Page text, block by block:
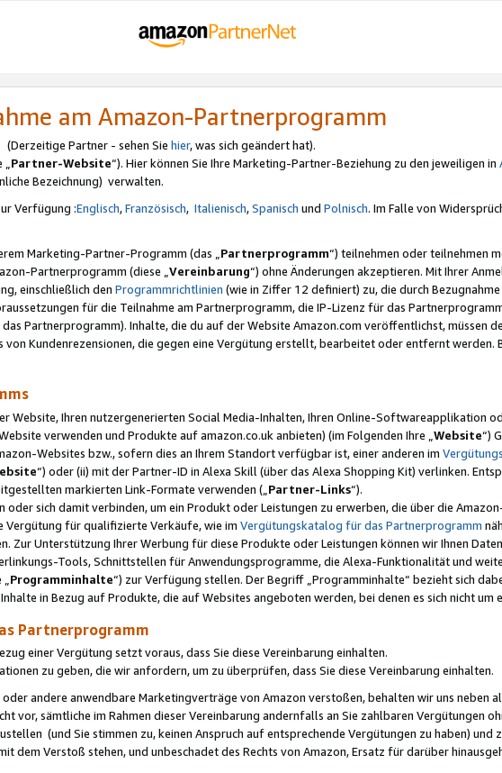
am Amazon-Partnerprogramm
(Derzeitige Partner - sehen Sie hier, was sich geändert hat).
„Partner-Website“). Hier können Sie Ihre Marketing-Partner-Beziehung zu den jeweiligen in
Bezeichnung) verwalten.
Verfügung :Englisch,Französisch, Italienisch,Spanisch und Polnisch. Im Falle von
Marketing-Partner-Programm (das „Partnerprogramm“) teilnehmen oder teilnehmen
Partnerprogramm (diese „Vereinbarung“) ohne Änderungen akzeptieren. Mit Ihrer
einschließlich den Programmrichtlinien (wie in Ziffer 12 definiert) zu, die durch
für die Teilnahme am Partnerprogramm, die IP-Lizenz für das
Partnerprogramm). Inhalte, die du auf der Website Amazon.com veröffentlichst, müssen
von Kundenrezensionen, die gegen eine Vergütung erstellt, bearbeitet oder entfernt werden.
Website, Ihren nutzergenerierten Social Media-Inhalten, Ihren Online-Softwareapplikation
verwenden und Produkte auf amazon.co.uk anbieten) (im Folgenden Ihre „ Website“)
Websites bzw., sofern dies an Ihrem Standort verfügbar ist, einer anderen im
“) oder (ii) mit der Partner-ID in Alexa Skill (über das Alexa Shopping Kit) verlinken.
markierten Link-Formate verwenden („ Partner-Links“).
oder sich damit verbinden, um ein Produkt oder Leistungen zu erwerben, die über die
Vergütung für qualifizierte Verkäufe, wie im Vergütungskatalog für das Partnerprogramm
Zur Unterstützung Ihrer Werbung für diese Produkte oder Leistungen können wir Ihnen
Tools, Schnittstellen für Anwendungsprogramme, die Alexa-Funktionalität und
Programminhalte“) zur Verfügung stellen. Der Begriff „Programminhalte“ bezieht sich
in Bezug auf Produkte, die auf Websites angeboten werden, bei denen es sich nicht um
Partnerprogramm
einer Vergütung setzt voraus, dass Sie diese Vereinbarung einhalten.
zu geben, die wir anfordern, um zu überprüfen, dass Sie diese Vereinbarung einhalten.
oder andere anwendbare Marketingverträge von Amazon verstoßen, behalten wir uns neben
vor, sämtliche im Rahmen dieser Vereinbarung andernfalls an Sie zahlbaren Vergütungen
(und Sie stimmen zu, keinen Anspruch auf entsprechende Vergütungen zu haben) und
dem Verstoß stehen, und unbeschadet des Rechts von Amazon, Ersatz für darüber